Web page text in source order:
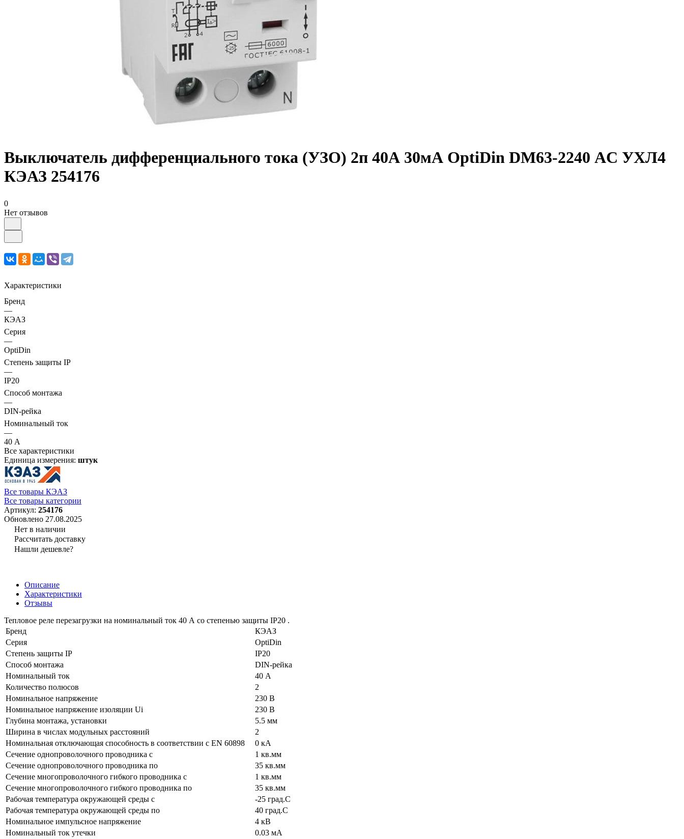
Выключатель дифференциального тока (УЗО) 2п 40А 30мА OptiDin DМ63-2240 AC УХЛ4
КЭАЗ 254176
0
Нет отзывов
Характеристики
Бренд
—
КЭАЗ
Серия
—
OptiDin
Степень защиты IP
—
IP20
Способ монтажа
—
DIN-рейка
Номинальный ток
—
40 А
Все характеристики
Единица измерения: штук
Все товары КЭАЗ
Все товары категории
Артикул: 254176
Обновлено 27.08.2025
Нет в наличии
Рассчитать доставку
Нашли дешевле?
Описание
Характеристики
Отзывы
Тепловое реле перезагрузки на номинальный ток 40 А со степенью защиты IP20 .
Бренд
КЭАЗ
Серия
OptiDin
Степень защиты IP
IP20
Способ монтажа
DIN-рейка
Номинальный ток
40 А
Количество полюсов
2
Номинальное напряжение
230 В
Номинальное напряжение изоляции Ui
230 В
Глубина монтажа, установки
5.5 мм
Ширина в числах модульных расстояний
2
Номинальная отключающая способность в соответствии с EN 60898
0 кА
Сечение однопроволочного проводника с
1 кв.мм
Сечение однопроволочного проводника по
35 кв.мм
Сечение многопроволочного гибкого проводника с
1 кв.мм
Сечение многопроволочного гибкого проводника по
35 кв.мм
Рабочая температура окружающей среды с
-25 град.C
Рабочая температура окружающей среды по
40 град.C
Номинальное импульсное напряжение
4 кВ
Номинальный ток утечки
0.03 мА